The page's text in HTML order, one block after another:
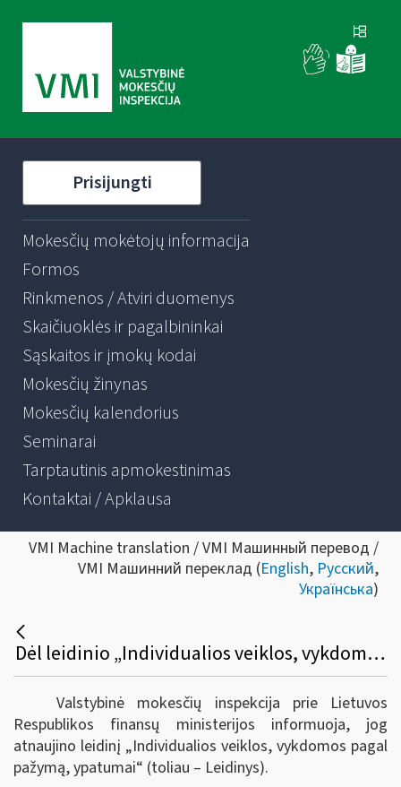
Prisijungti
Mokesčių mokėtojų informacija
Formos
Rinkmenos / Atviri duomenys
Skaičiuoklės ir pagalbininkai
Sąskaitos ir įmokų kodai
Mokesčių žinynas
Mokesčių kalendorius
Seminarai
Tarptautinis apmokestinimas
Kontaktai / Apklausa
VMI Machine translation / VMI Машинный перевод /
VMI Машинний переклад (English, Русский,
Українська)
Dėl leidinio „Individualios veiklos, vykdomos pagal pažymą, ypatumai“ atnaujinimo
Valstybinė mokesčių inspekcija prie Lietuvos
Respublikos finansų ministerijos informuoja, jog
atnaujino leidinį „Individualios veiklos, vykdomos pagal
pažymą, ypatumai“ (toliau – Leidinys).